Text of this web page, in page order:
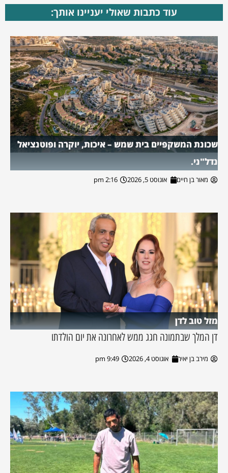
עוד כתבות שאולי יעניינו אותך:
שכונת המשקפיים בית שמש – איכות, יוקרה ופוטנציאל
נדל"ני.
מאור בן חיים אוגוסט 5, 2026 2:16 pm
מזל טוב לדן
דן המלך שבתמונה חגג ממש לאחרונה את יום הולדתו
מירב בן יאיר אוגוסט 4, 2026 9:49 pm